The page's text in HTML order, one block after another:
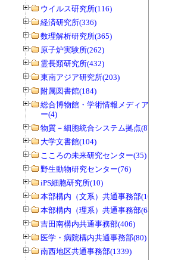
ウイルス研究所(116)
経済研究所(336)
数理解析研究所(365)
原子炉実験所(262)
霊長類研究所(432)
東南アジア研究所(203)
附属図書館(184)
総合博物館・学術情報メディアセンタ
ー(4)
物質－細胞統合システム拠点(8)
大学文書館(104)
こころの未来研究センター(35)
野生動物研究センター(76)
iPS細胞研究所(10)
本部構内（文系）共通事務部(165)
本部構内（理系）共通事務部(646)
吉田南構内共通事務部(406)
医学・病院構内共通事務部(80)
南西地区共通事務部(1339)